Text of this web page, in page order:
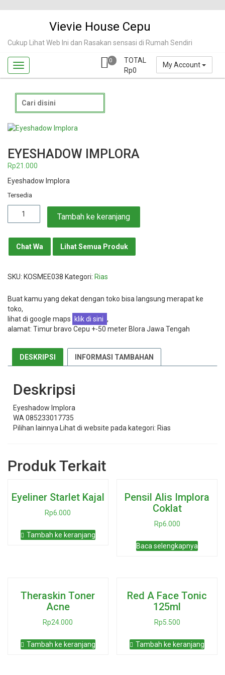
Vievie House Cepu
Cukup Lihat Web Ini dan Rasakan sensasi di Rumah Sendiri
My Account
0
TOTAL
Rp0
for:
EYESHADOW IMPLORA
Rp21.000
Eyeshadow Implora
Tersedia
Kuantitas
Tambah ke keranjang
Chat Wa Lihat Semua Produk
SKU: KOSMEE038 Kategori: Rias
Buat kamu yang dekat dengan toko bisa langsung merapat ke
toko,
lihat di google maps
klik di sini ,
alamat: Timur bravo Cepu +-50 meter Blora Jawa Tengah
DESKRIPSI INFORMASI TAMBAHAN
Deskripsi
Eyeshadow Implora
WA 085233017735
Pilihan lainnya Lihat di website pada kategori: Rias
Produk Terkait
Eyeliner Starlet Kajal
Rp6.000
Tambah ke keranjang
Pensil Alis Implora
Coklat
Rp6.000
Baca selengkapnya
Theraskin Toner
Acne
Rp24.000
Tambah ke keranjang
Red A Face Tonic
125ml
Rp5.500
Tambah ke keranjang